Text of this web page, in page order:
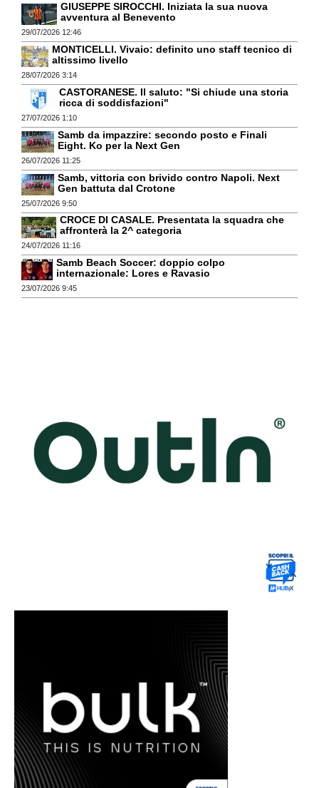
GIUSEPPE SIROCCHI. Iniziata la sua nuova
avventura al Benevento
29/07/2026 12:46
MONTICELLI. Vivaio: definito uno staff tecnico di
altissimo livello
28/07/2026 3:14
CASTORANESE. Il saluto: "Si chiude una storia
ricca di soddisfazioni"
27/07/2026 1:10
Samb da impazzire: secondo posto e Finali
Eight. Ko per la Next Gen
26/07/2026 11:25
Samb, vittoria con brivido contro Napoli. Next
Gen battuta dal Crotone
25/07/2026 9:50
CROCE DI CASALE. Presentata la squadra che
affronterà la 2^ categoria
24/07/2026 11:16
Samb Beach Soccer: doppio colpo
internazionale: Lores e Ravasio
23/07/2026 9:45